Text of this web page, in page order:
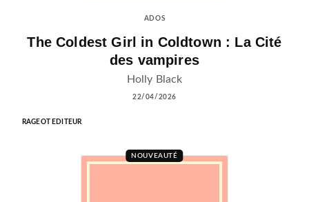
ADOS
The Coldest Girl in Coldtown : La Cité
des vampires
Holly Black
22/04/2026
RAGEOT EDITEUR
NOUVEAUTÉ